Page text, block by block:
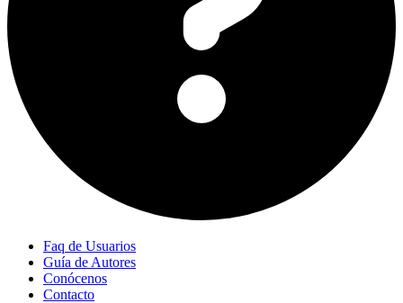
Faq de Usuarios
Guía de Autores
Conócenos
Contacto